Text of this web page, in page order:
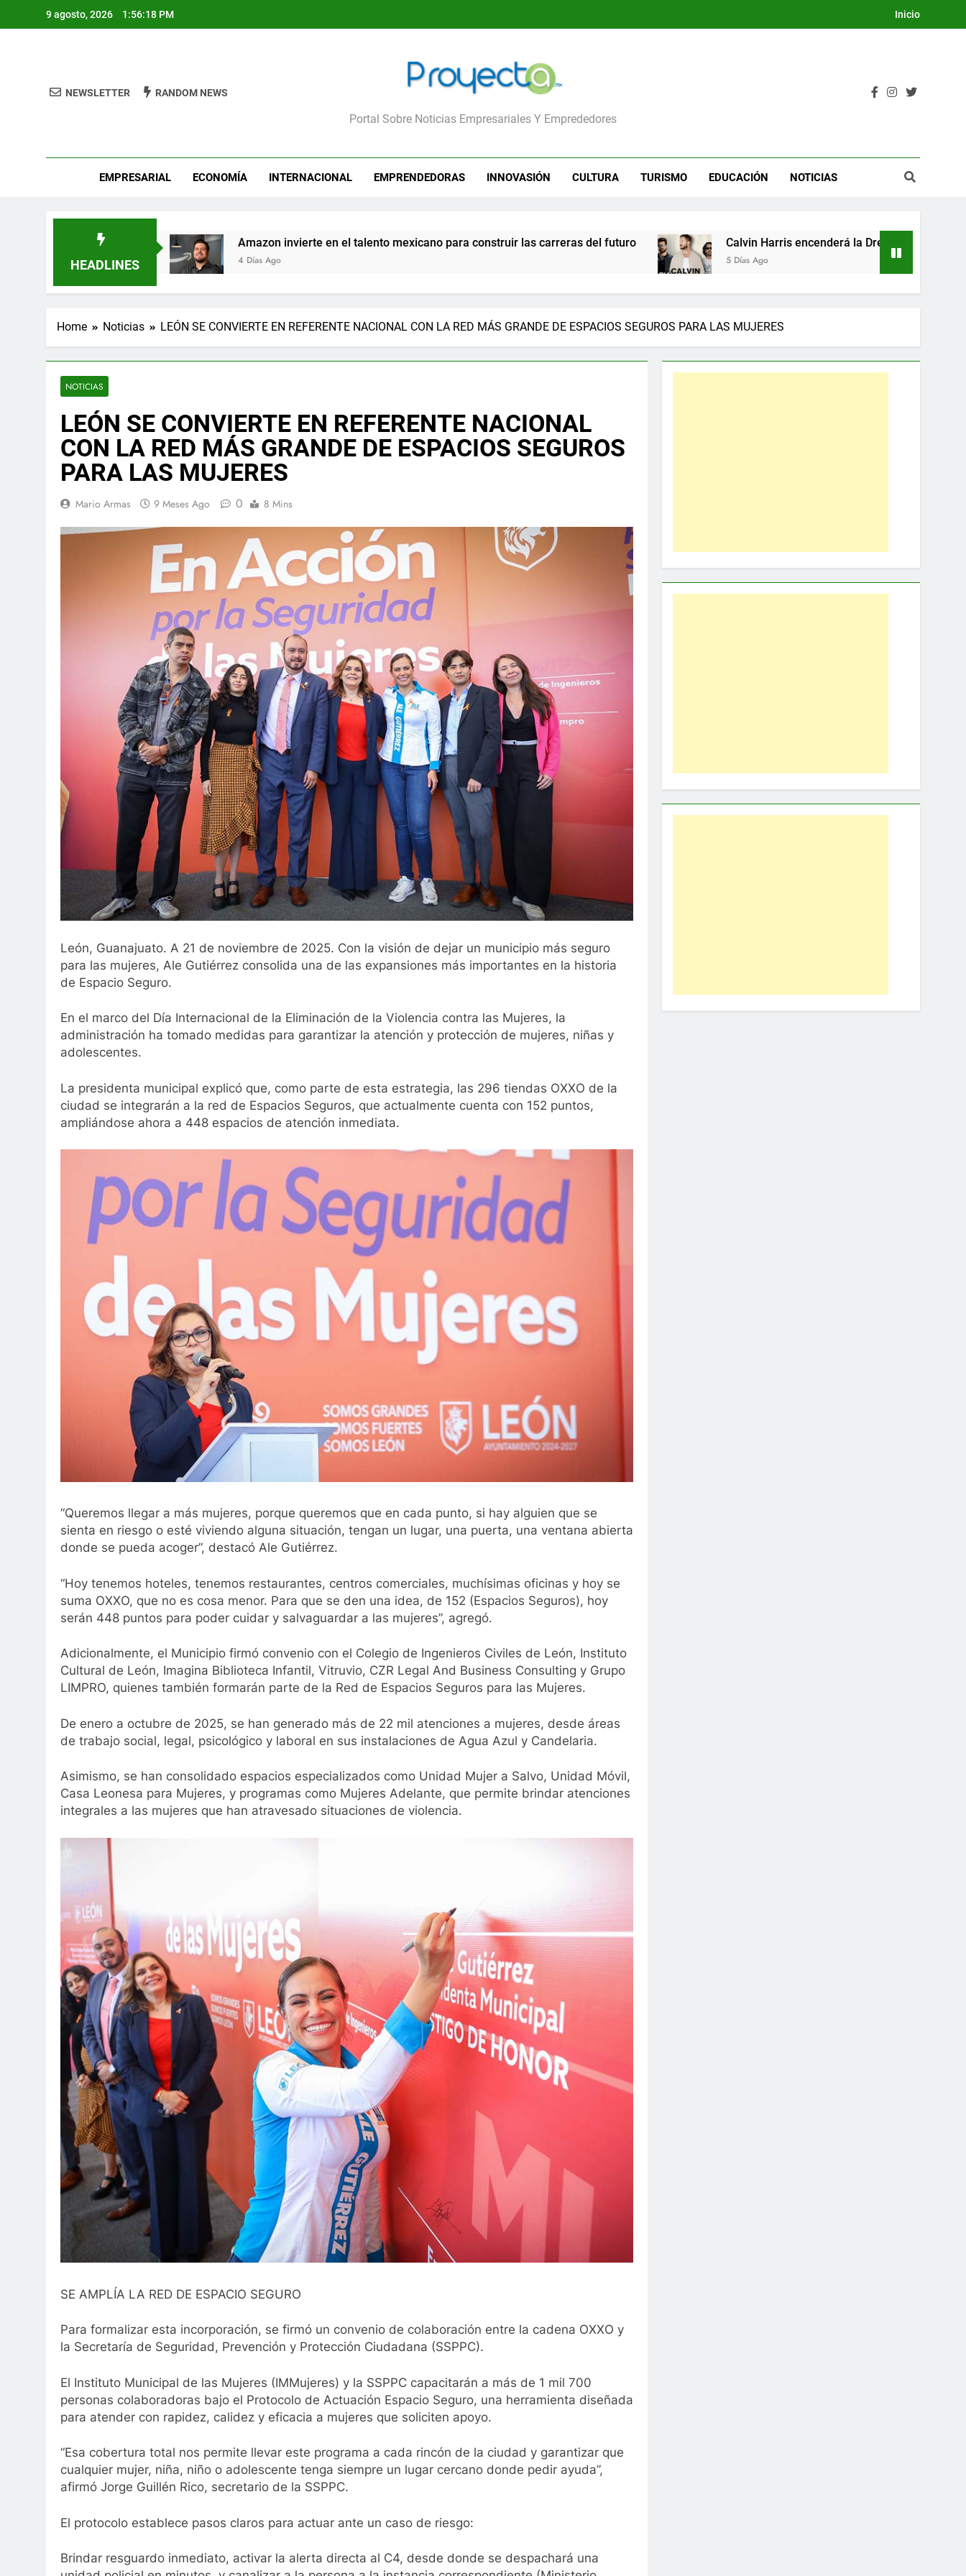
9 agosto, 2026 1:56:20 PM Inicio
ProyectaPortal Sobre Noticias Empresariales Y Emprededores
NEWSLETTER RANDOM NEWS
EMPRESARIAL ECONOMÍA INTERNACIONAL EMPRENDEDORAS INNOVASIÓN CULTURA TURISMO EDUCACIÓN NOTICIAS
HEADLINES
Amazon invierte en el talento mexicano para construir las carreras del futuro
4 Días Ago
Calvin Harris encenderá la Dream Night del Festival Internacional del
Home Noticias LEÓN SE CONVIERTE EN REFERENTE NACIONAL CON LA RED MÁS GRANDE DE ESPACIOS SEGUROS PARA LAS MUJERES
NOTICIAS
LEÓN SE CONVIERTE EN REFERENTE NACIONAL
CON LA RED MÁS GRANDE DE ESPACIOS SEGUROS
PARA LAS MUJERES
Mario Armas 9 Meses Ago 0 8 Mins
León, Guanajuato. A 21 de noviembre de 2025. Con la visión de dejar un municipio más seguro
para las mujeres, Ale Gutiérrez consolida una de las expansiones más importantes en la historia
de Espacio Seguro.
En el marco del Día Internacional de la Eliminación de la Violencia contra las Mujeres, la
administración ha tomado medidas para garantizar la atención y protección de mujeres, niñas y
adolescentes.
La presidenta municipal explicó que, como parte de esta estrategia, las 296 tiendas OXXO de la
ciudad se integrarán a la red de Espacios Seguros, que actualmente cuenta con 152 puntos,
ampliándose ahora a 448 espacios de atención inmediata.
“Queremos llegar a más mujeres, porque queremos que en cada punto, si hay alguien que se
sienta en riesgo o esté viviendo alguna situación, tengan un lugar, una puerta, una ventana abierta
donde se pueda acoger”, destacó Ale Gutiérrez.
“Hoy tenemos hoteles, tenemos restaurantes, centros comerciales, muchísimas oficinas y hoy se
suma OXXO, que no es cosa menor. Para que se den una idea, de 152 (Espacios Seguros), hoy
serán 448 puntos para poder cuidar y salvaguardar a las mujeres”, agregó.
Adicionalmente, el Municipio firmó convenio con el Colegio de Ingenieros Civiles de León, Instituto
Cultural de León, Imagina Biblioteca Infantil, Vitruvio, CZR Legal And Business Consulting y Grupo
LIMPRO, quienes también formarán parte de la Red de Espacios Seguros para las Mujeres.
De enero a octubre de 2025, se han generado más de 22 mil atenciones a mujeres, desde áreas
de trabajo social, legal, psicológico y laboral en sus instalaciones de Agua Azul y Candelaria.
Asimismo, se han consolidado espacios especializados como Unidad Mujer a Salvo, Unidad Móvil,
Casa Leonesa para Mujeres, y programas como Mujeres Adelante, que permite brindar atenciones
integrales a las mujeres que han atravesado situaciones de violencia.
SE AMPLÍA LA RED DE ESPACIO SEGURO
Para formalizar esta incorporación, se firmó un convenio de colaboración entre la cadena OXXO y
la Secretaría de Seguridad, Prevención y Protección Ciudadana (SSPPC).
El Instituto Municipal de las Mujeres (IMMujeres) y la SSPPC capacitarán a más de 1 mil 700
personas colaboradoras bajo el Protocolo de Actuación Espacio Seguro, una herramienta diseñada
para atender con rapidez, calidez y eficacia a mujeres que soliciten apoyo.
“Esa cobertura total nos permite llevar este programa a cada rincón de la ciudad y garantizar que
cualquier mujer, niña, niño o adolescente tenga siempre un lugar cercano donde pedir ayuda”,
afirmó Jorge Guillén Rico, secretario de la SSPPC.
El protocolo establece pasos claros para actuar ante un caso de riesgo:
Brindar resguardo inmediato, activar la alerta directa al C4, desde donde se despachará una